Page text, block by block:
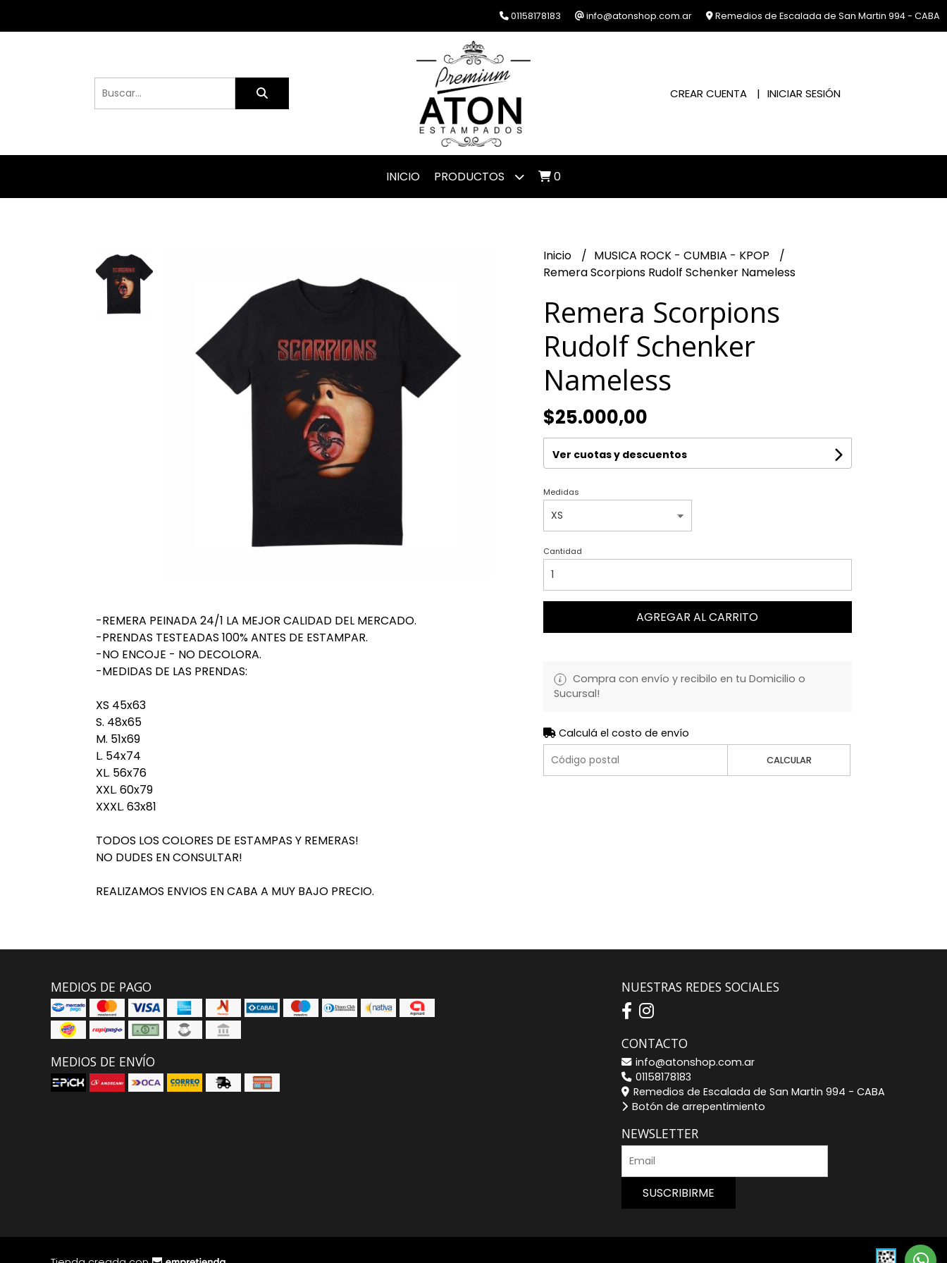
01158178183 info@atonshop.com.ar Remedios de Escalada de San Martin 994 - CABA
CREAR CUENTA INICIAR SESIÓN
INICIO PRODUCTOS 0
-REMERA PEINADA 24/1 LA MEJOR CALIDAD DEL MERCADO.
-PRENDAS TESTEADAS 100% ANTES DE ESTAMPAR.
-NO ENCOJE - NO DECOLORA.
-MEDIDAS DE LAS PRENDAS:
XS 45x63
S. 48x65
M. 51x69
L. 54x74
XL. 56x76
XXL. 60x79
XXXL. 63x81
TODOS LOS COLORES DE ESTAMPAS Y REMERAS!
NO DUDES EN CONSULTAR!
REALIZAMOS ENVIOS EN CABA A MUY BAJO PRECIO.
Inicio
MUSICA ROCK - CUMBIA - KPOP
Remera Scorpions Rudolf Schenker Nameless
Remera Scorpions
Rudolf Schenker
Nameless
$25.000,00
Ver cuotas y descuentos
Medidas
Cantidad
AGREGAR AL CARRITO
Compra con envío y recibilo en tu Domicilio o
Sucursal!
Calculá el costo de envío
CALCULAR
MEDIOS DE PAGO
MEDIOS DE ENVÍO
NUESTRAS REDES SOCIALES
CONTACTO
info@atonshop.com.ar
01158178183
Remedios de Escalada de San Martin 994 - CABA
Botón de arrepentimiento
NEWSLETTER
SUSCRIBIRME